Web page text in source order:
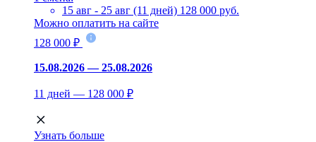
15 авг - 25 авг (11 дней) 128 000 руб.
Можно оплатить на сайте
128 000 ₽
15.08.2026 — 25.08.2026
11 дней — 128 000 ₽
Узнать больше